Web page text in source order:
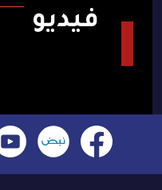
فيديو